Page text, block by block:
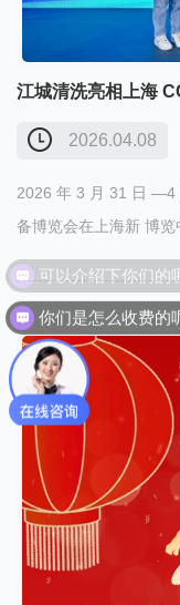
江城清洗亮相上海
2026.04.08
2026 年 3 月 31 日 —4
备博览会在上海新 博览
行业职业技能竞赛总决
党支部书记、妇联主席
你们是怎么收费的